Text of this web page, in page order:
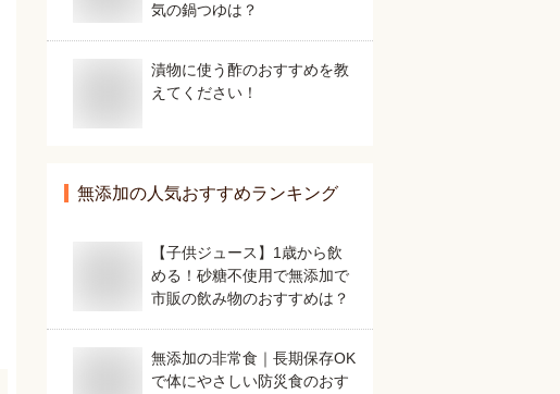
気の鍋つゆは？
漬物に使う酢のおすすめを教
えてください！
無添加の人気おすすめランキング
【子供ジュース】1歳から飲
める！砂糖不使用で無添加で
市販の飲み物のおすすめは？
無添加の非常食｜長期保存OK
で体にやさしい防災食のおす